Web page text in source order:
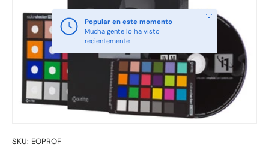
Popular en este momento
Mucha gente lo ha visto
recientemente
Cerrar
SKU: EOPROF